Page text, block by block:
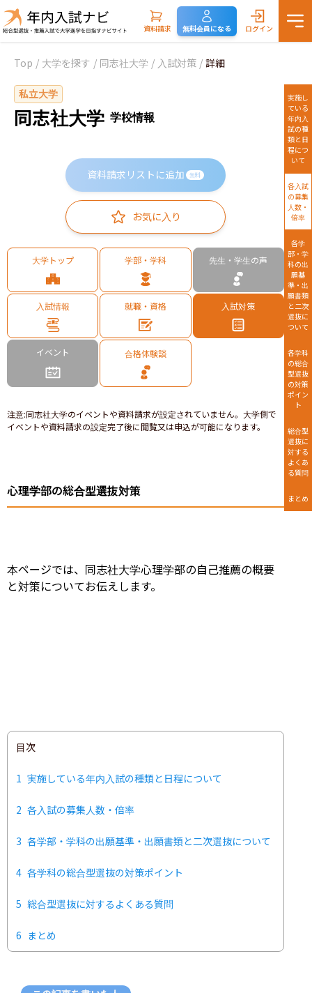
資料請求 無料会員になる ログイン
Top / 大学を探す / 同志社大学 / 入試対策 / 詳細
私立大学
同志社大学 学校情報
資料請求リストに追加 無料
お気に入り
大学トップ 学部・学科 先生・学生の声
入試情報 就職・資格 入試対策
イベント 合格体験談
注意:同志社大学のイベントや資料請求が設定されていません。大学側で
イベントや資料請求の設定完了後に閲覧又は申込が可能になります。
心理学部の総合型選抜対策
本ページでは、同志社大学心理学部の自己推薦の概要
と対策についてお伝えします。
目次
1 実施している年内入試の種類と日程について
2 各入試の募集人数・倍率
3 各学部・学科の出願基準・出願書類と二次選抜について
4 各学科の総合型選抜の対策ポイント
5 総合型選抜に対するよくある質問
6 まとめ
実施し
ている
年内入
試の種
類と日
程につ
いて
各入試
の募集
人数・
倍率
各学
部・学
科の出
願基
準・出
願書類
と二次
選抜に
ついて
各学科
の総合
型選抜
の対策
ポイン
ト
総合型
選抜に
対する
よくあ
る質問
まとめ